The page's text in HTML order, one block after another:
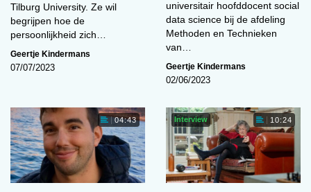
Tilburg University. Ze wil
begrijpen hoe de
persoonlijkheid zich…
Geertje Kindermans
07/07/2023
universitair hoofddocent social
data science bij de afdeling
Methoden en Technieken
van…
Geertje Kindermans
02/06/2023
04:43 Interview 10:24